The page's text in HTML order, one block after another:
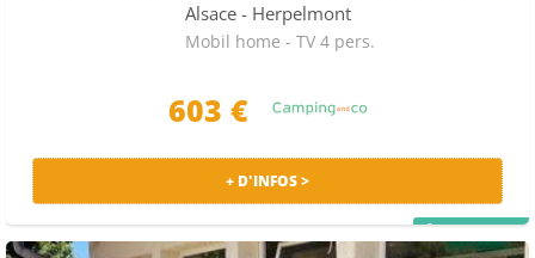
Alsace - Herpelmont
Mobil home - TV 4 pers.
603 €
+ D'INFOS >